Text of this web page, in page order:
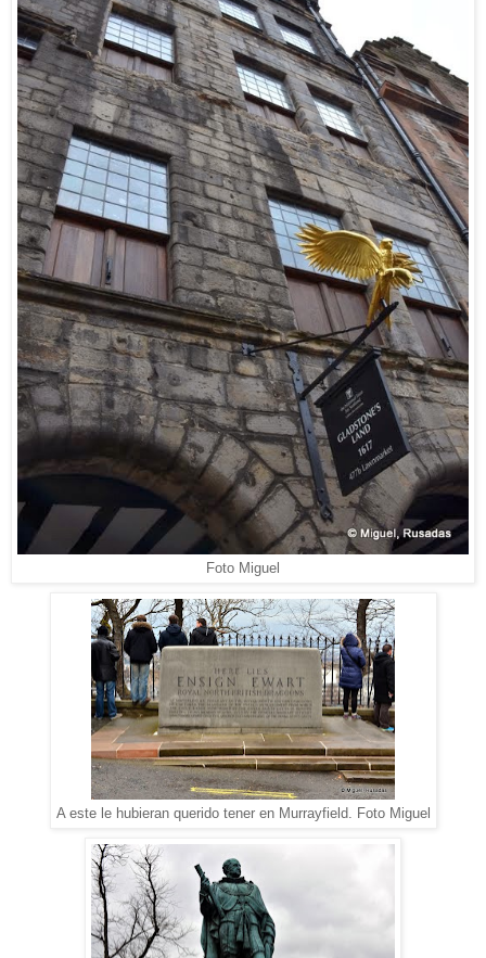
Foto Miguel
A este le hubieran querido tener en Murrayfield. Foto Miguel